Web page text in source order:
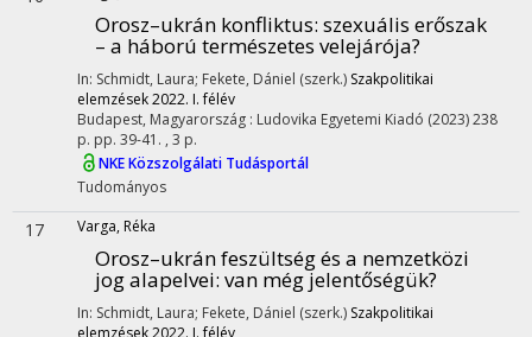
Orosz–ukrán konfliktus: szexuális erőszak
– a háború természetes velejárója?
In: Schmidt, Laura; Fekete, Dániel (szerk.) Szakpolitikai
elemzések 2022. I. félév
Budapest, Magyarország : Ludovika Egyetemi Kiadó (2023)238
p. pp. 39-41. , 3 p.
NKE Közszolgálati Tudásportál
Tudományos
17 Varga, Réka
Orosz–ukrán feszültség és a nemzetközi
jog alapelvei: van még jelentőségük?
In: Schmidt, Laura; Fekete, Dániel (szerk.) Szakpolitikai
elemzések 2022. I. félév